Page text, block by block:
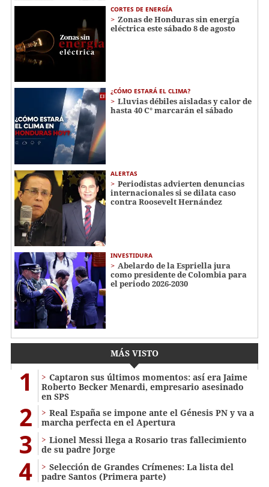
CORTES DE ENERGÍA
Zonas de Honduras sin energía
eléctrica este sábado 8 de agosto
¿CÓMO ESTARÁ EL CLIMA?
Lluvias débiles aisladas y calor de
hasta 40 C° marcarán el sábado
ALERTAS
Periodistas advierten denuncias
internacionales si se dilata caso
contra Roosevelt Hernández
INVESTIDURA
Abelardo de la Espriella jura
como presidente de Colombia para
el periodo 2026-2030
MÁS VISTO
1
Captaron sus últimos momentos: así era Jaime
Roberto Becker Menardi​​​, empresario asesinado
en SPS
2
Real España se impone ante el Génesis PN y va a
marcha perfecta en el Apertura
3
Lionel Messi llega a Rosario tras fallecimiento
de su padre Jorge
4
Selección de Grandes Crímenes: La lista del
padre Santos (Primera parte)